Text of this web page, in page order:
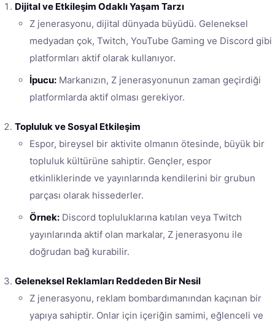
Dijital ve Etkileşim Odaklı Yaşam Tarzı
Z jenerasyonu, dijital dünyada büyüdü. Geleneksel
medyadan çok, Twitch, YouTube Gaming ve Discord gibi
platformları aktif olarak kullanıyor.
İpucu: Markanızın, Z jenerasyonunun zaman geçirdiği
platformlarda aktif olması gerekiyor.
Topluluk ve Sosyal Etkileşim
Espor, bireysel bir aktivite olmanın ötesinde, büyük bir
topluluk kültürüne sahiptir. Gençler, espor
etkinliklerinde ve yayınlarında kendilerini bir grubun
parçası olarak hissederler.
Örnek: Discord topluluklarına katılan veya Twitch
yayınlarında aktif olan markalar, Z jenerasyonu ile
doğrudan bağ kurabilir.
Geleneksel Reklamları Reddeden Bir Nesil
Z jenerasyonu, reklam bombardımanından kaçınan bir
yapıya sahiptir. Onlar için içeriğin samimi, eğlenceli ve